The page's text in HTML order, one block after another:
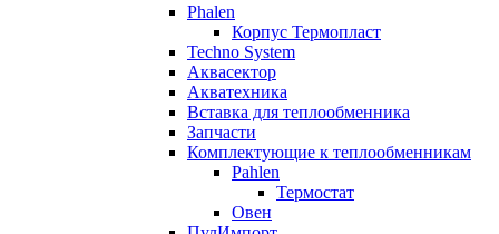
Phalen
Корпус Термопласт
Techno System
Аквасектор
Акватехника
Вставка для теплообменника
Запчасти
Комплектующие к теплообменникам
Pahlen
Термостат
Овен